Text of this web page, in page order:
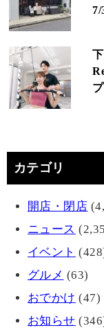
カテゴリ
開店・閉店
ニュース
イベント
グルメ (63)
おでかけ (47)
お知らせ